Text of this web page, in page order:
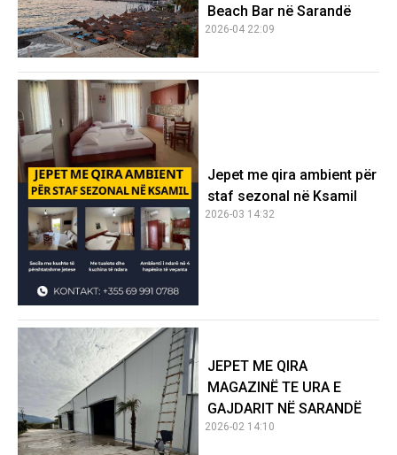
Beach Bar në Sarandë
2026-04 22:09
Jepet me qira ambient për
staf sezonal në Ksamil
2026-03 14:32
JEPET ME QIRA
MAGAZINË TE URA E
GAJDARIT NË SARANDË
2026-02 14:10